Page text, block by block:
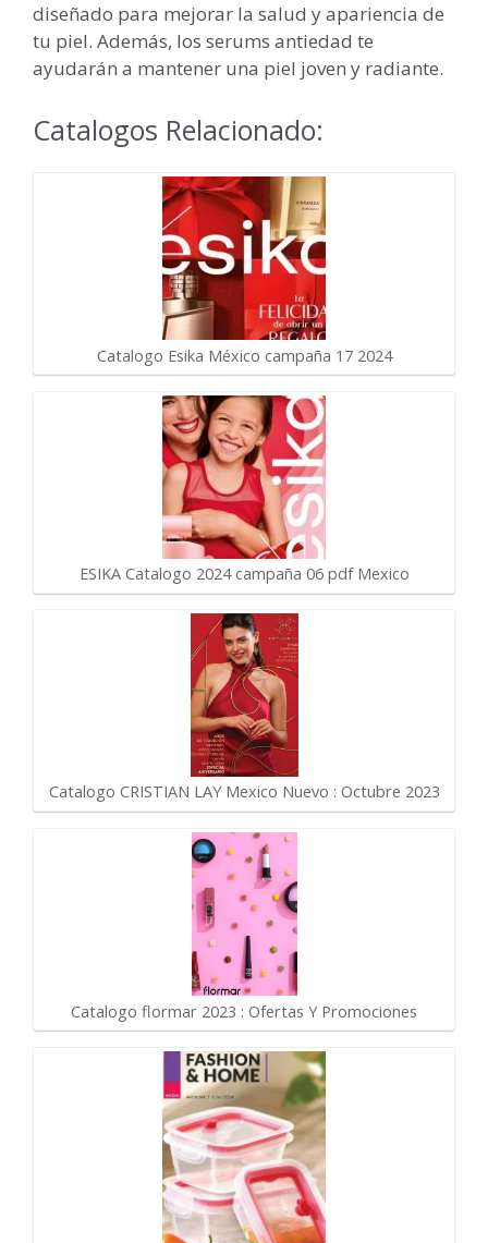
diseñado para mejorar la salud y apariencia de
tu piel. Además, los serums antiedad te
ayudarán a mantener una piel joven y radiante.
Catalogos Relacionado:
Catalogo Esika México campaña 17 2024
ESIKA Catalogo 2024 campaña 06 pdf Mexico
Catalogo CRISTIAN LAY Mexico Nuevo : Octubre 2023
Catalogo flormar 2023 : Ofertas Y Promociones